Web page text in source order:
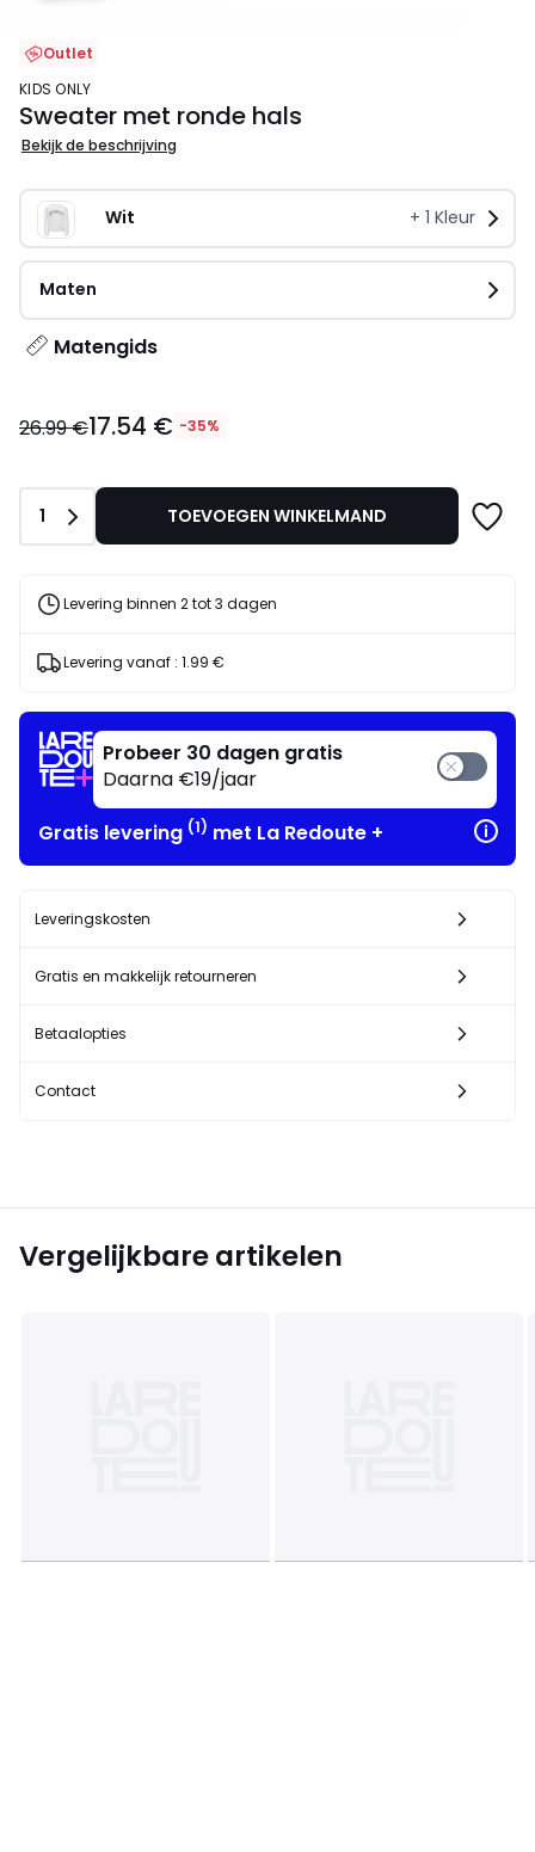
Outlet
KIDS ONLY
Sweater met ronde hals
Bekijk de beschrijving
Wit + 1 Kleur
Maten
Matengids
€
26.99
€
korting
toegepast.
26.99 €17.54 € -35%
Aantal
1 TOEVOEGEN WINKELMAND
Levering binnen 2 tot 3 dagen
Levering vanaf : 1.99 €
Probeer 30 dagen gratis
Daarna €19/jaar
Gratis levering (1) met La Redoute +
Leveringskosten
Gratis en makkelijk retourneren
Betaalopties
Contact
Vergelijkbare artikelen